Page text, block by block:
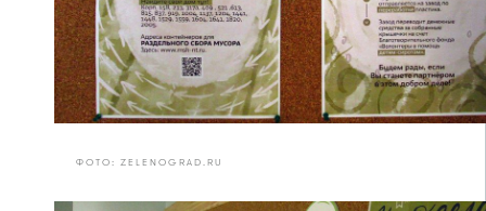
ФОТО: ZELENOGRAD.RU